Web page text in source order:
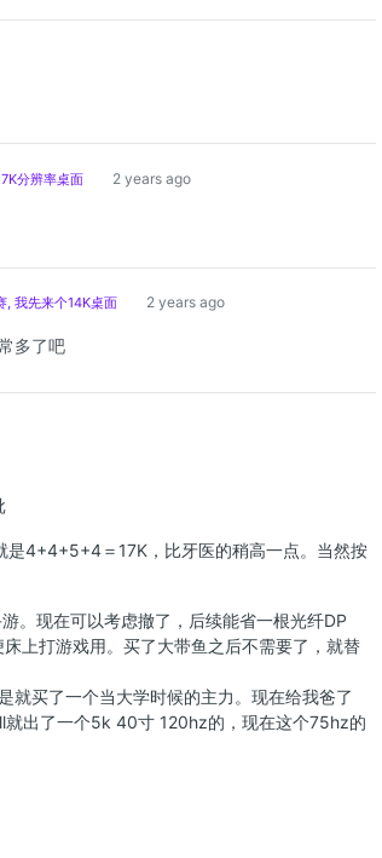
分辨率桌面 2 years ago
, 我先来个14K桌面 2 years ago
多了吧
4+4+5+4＝17K，比牙医的稍高一点。当然按
。现在可以考虑撤了，后续能省一根光纤DP
上打游戏用。买了大带鱼之后不需要了，就替
买了一个当大学时候的主力。现在给我爸了
出了一个5k 40寸 120hz的，现在这个75hz的